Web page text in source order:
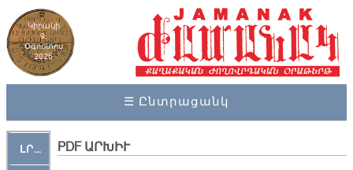
Կիրակի
9,
Օգոստոս
2026
☰ Ընտրացանկ
ԼՐԱՀՈՍ PDF ԱՐԽԻՒ